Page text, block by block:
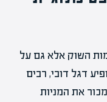
השוק אלא גם על
דגל דובי, רבים
את המניות